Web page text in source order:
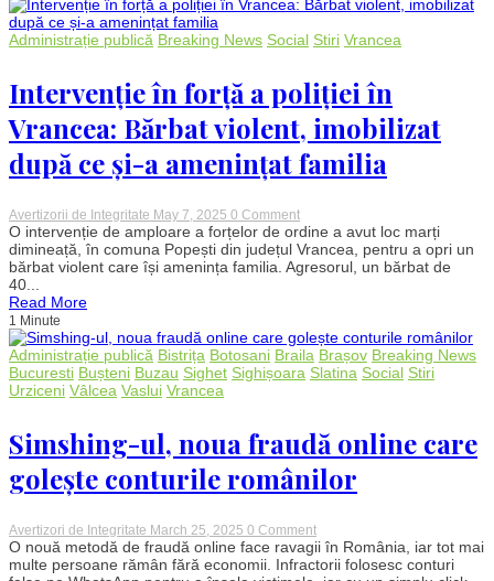
rănite
urma
coliziunii
două
autoturisme
pe
DN
11A
Administrație publică Breaking News Social Stiri Vrancea
Intervenție în forță a poliției în
Vrancea: Bărbat violent, imobilizat
după ce și-a amenințat familia
Avertizorii de Integritate May 7, 2025 0 Commenton
Intervenție
în
a
Bărbat
violent,
imobilizat
după
amenințat
familia
O intervenție de amploare a forțelor de ordine a avut loc marți
dimineață, în comuna Popești din județul Vrancea, pentru a opri un
bărbat violent care își amenința familia. Agresorul, un bărbat de
40...
Read More
1 Minute
Administrație publică Bistrița Botosani Braila Brașov Breaking News
Bucuresti Bușteni Buzau Sighet Sighișoara Slatina Social Stiri
Urziceni Vâlcea Vaslui Vrancea
Simshing-ul, noua fraudă online care
golește conturile românilor
Avertizori de Integritate March 25, 2025 0 Commenton
Simshing-
ul,
noua
O nouă metodă de fraudă online face ravagii în România, iar tot mai
multe persoane rămân fără economii. Infractorii folosesc conturi